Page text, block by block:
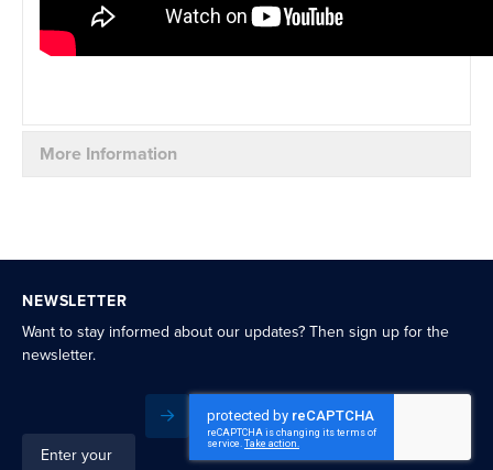
More Information
NEWSLETTER
Want to stay informed about our updates? Then sign up for the
newsletter.
Sign
Subscribe